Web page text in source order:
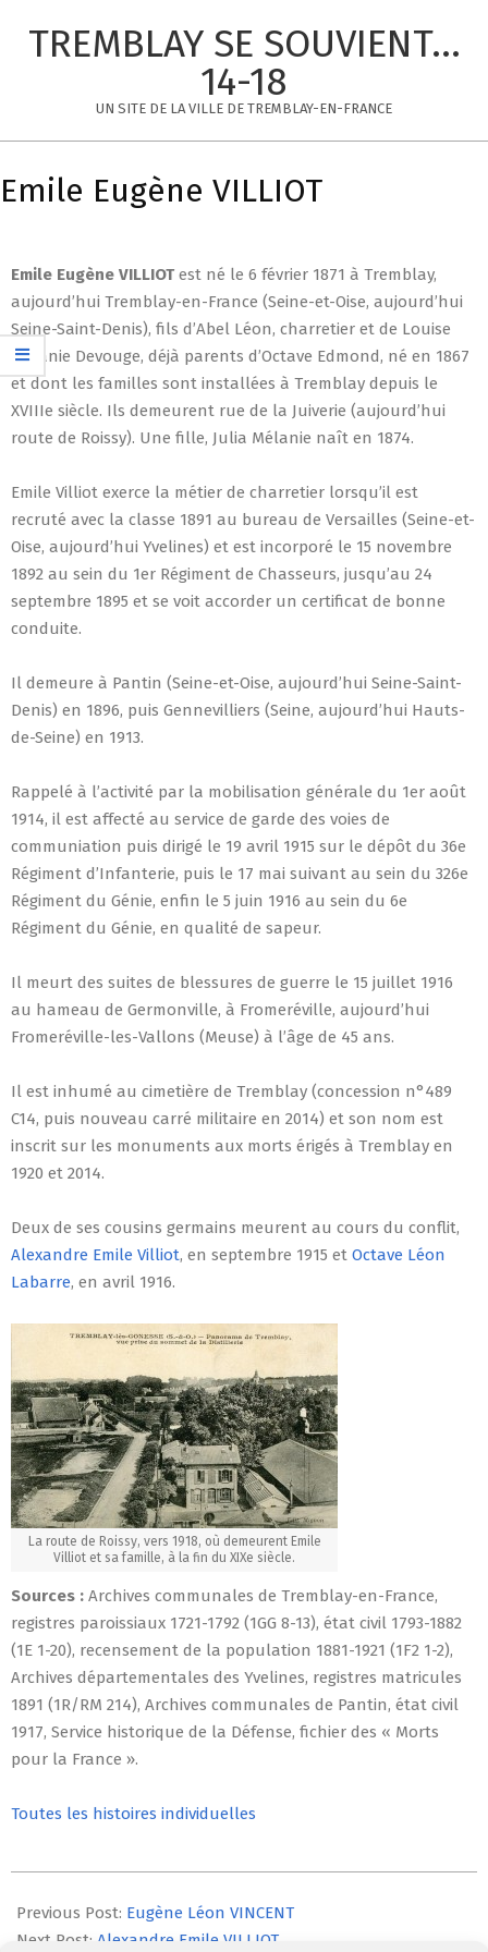
TREMBLAY SE SOUVIENT...
14-18
UN SITE DE LA VILLE DE TREMBLAY-EN-FRANCE
Navigation
Menu
Emile Eugène VILLIOT
Emile Eugène VILLIOTest né le 6 février 1871 à Tremblay,
aujourd’hui Tremblay-en-France (Seine-et-Oise, aujourd’hui
Seine-Saint-Denis), fils d’Abel Léon, charretier et de Louise
Mélanie Devouge, déjà parents d’Octave Edmond, né en 1867
et dont les familles sont installées à Tremblay depuis le
XVIIIe siècle. Ils demeurent rue de la Juiverie (aujourd’hui
route de Roissy). Une fille, Julia Mélanie naît en 1874.
Emile Villiot exerce la métier de charretier lorsqu’il est
recruté avec la classe 1891 au bureau de Versailles (Seine-et-
Oise, aujourd’hui Yvelines) et est incorporé le 15 novembre
1892 au sein du 1er Régiment de Chasseurs, jusqu’au 24
septembre 1895 et se voit accorder un certificat de bonne
conduite.
Il demeure à Pantin (Seine-et-Oise, aujourd’hui Seine-Saint-
Denis) en 1896, puis Gennevilliers (Seine, aujourd’hui Hauts-
de-Seine) en 1913.
Rappelé à l’activité par la mobilisation générale du 1er août
1914, il est affecté au service de garde des voies de
communiation puis dirigé le 19 avril 1915 sur le dépôt du 36e
Régiment d’Infanterie, puis le 17 mai suivant au sein du 326e
Régiment du Génie, enfin le 5 juin 1916 au sein du 6e
Régiment du Génie, en qualité de sapeur.
Il meurt des suites de blessures de guerre le 15 juillet 1916
au hameau de Germonville, à Fromeréville, aujourd’hui
Fromeréville-les-Vallons (Meuse) à l’âge de 45 ans.
Il est inhumé au cimetière de Tremblay (concession n°489
C14, puis nouveau carré militaire en 2014) et son nom est
inscrit sur les monuments aux morts érigés à Tremblay en
1920 et 2014.
Deux de ses cousins germains meurent au cours du conflit,
Alexandre Emile Villiot, en septembre 1915 et Octave Léon
Labarre, en avril 1916.
La route de Roissy, vers 1918, où demeurent Emile
Villiot et sa famille, à la fin du XIXe siècle.
Sources : Archives communales de Tremblay-en-France,
registres paroissiaux 1721-1792 (1GG 8-13), état civil 1793-1882
(1E 1-20), recensement de la population 1881-1921 (1F2 1-2),
Archives départementales des Yvelines, registres matricules
1891 (1R/RM 214), Archives communales de Pantin, état civil
1917, Service historique de la Défense, fichier des « Morts
pour la France ».
Toutes les histoires individuelles
07-
21
Previous Post: Eugène Léon VINCENT
Next Post: Alexandre Emile VILLIOT